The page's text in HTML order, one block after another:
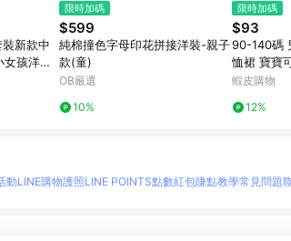
裝新款中
孩洋氣
C525】
限時加碼
$599
純棉撞色字母印花拼接洋裝-親子
款(童)
OB嚴選
10%
限時加碼
$93
90-140碼
恤裙 寶寶
莓熊 庫洛
蝦皮購物
12%
動LINE購物護照LINE POINTS點數紅包賺點教學常見問題